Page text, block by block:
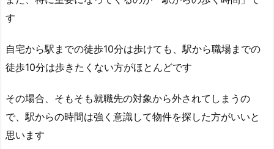
す
自宅から駅までの徒歩10分は歩けても、駅から職場までの
徒歩10分は歩きたくない方がほとんどです
その場合、そもそも就職先の対象から外されてしまうの
で、駅からの時間は強く意識して物件を探した方がいいと
思います